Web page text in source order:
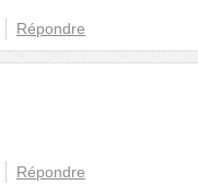
Répondre
Répondre